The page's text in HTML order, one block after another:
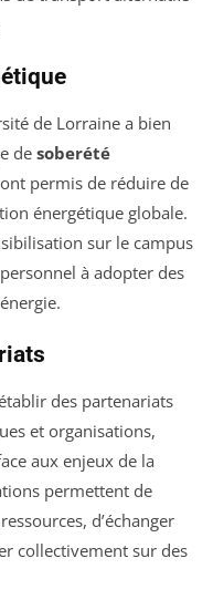
de Lorraine a bien
de soberété
permis de réduire de
énergétique globale.
sur le campus
à adopter des
des partenariats
et organisations,
aux enjeux de la
permettent de
d’échanger
collectivement sur des